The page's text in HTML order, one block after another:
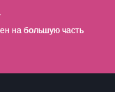
на большую часть